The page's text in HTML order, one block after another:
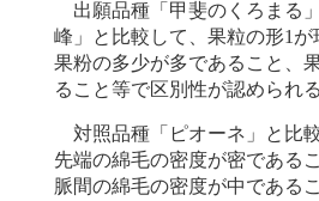
出願品種「甲斐のくろまる
峰」と比較して、果粒の形1が
果粉の多少が多であること、
ること等で区別性が認められる
対照品種「ピオーネ」と比
先端の綿毛の密度が密である
脈間の綿毛の密度が中である